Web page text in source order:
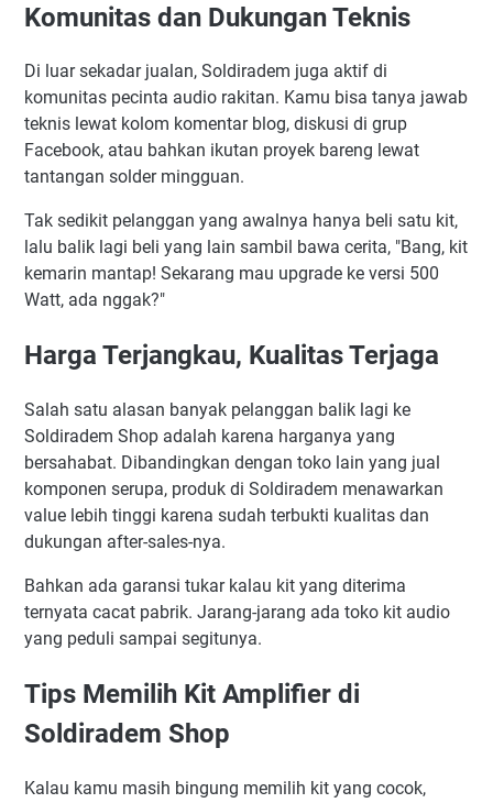
Komunitas dan Dukungan Teknis
Di luar sekadar jualan, Soldiradem juga aktif di
komunitas pecinta audio rakitan. Kamu bisa tanya jawab
teknis lewat kolom komentar blog, diskusi di grup
Facebook, atau bahkan ikutan proyek bareng lewat
tantangan solder mingguan.
Tak sedikit pelanggan yang awalnya hanya beli satu kit,
lalu balik lagi beli yang lain sambil bawa cerita, "Bang, kit
kemarin mantap! Sekarang mau upgrade ke versi 500
Watt, ada nggak?"
Harga Terjangkau, Kualitas Terjaga
Salah satu alasan banyak pelanggan balik lagi ke
Soldiradem Shop adalah karena harganya yang
bersahabat. Dibandingkan dengan toko lain yang jual
komponen serupa, produk di Soldiradem menawarkan
value lebih tinggi karena sudah terbukti kualitas dan
dukungan after-sales-nya.
Bahkan ada garansi tukar kalau kit yang diterima
ternyata cacat pabrik. Jarang-jarang ada toko kit audio
yang peduli sampai segitunya.
Tips Memilih Kit Amplifier di
Soldiradem Shop
Kalau kamu masih bingung memilih kit yang cocok,